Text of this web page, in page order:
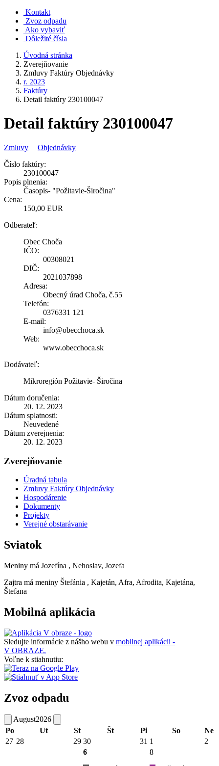
Kontakt
Zvoz odpadu
Ako vybaviť
Dôležité čísla
Úvodná stránka
Zverejňovanie
Zmluvy Faktúry Objednávky
r. 2023
Faktúry
Detail faktúry 230100047
Detail faktúry 230100047
Zmluvy | Objednávky
Číslo faktúry:
230100047
Popis plnenia:
Časopis- "Požitavie-Širočina"
Cena:
150,00 EUR
Odberateľ:
Obec Choča
IČO:
00308021
DIČ:
2021037898
Adresa:
Obecný úrad Choča, č.55
Telefón:
0376331 121
E-mail:
info@obecchoca.sk
Web:
www.obecchoca.sk
Dodávateľ:
Mikroregión Požitavie- Širočina
Dátum doručenia:
20. 12. 2023
Dátum splatnosti:
Neuvedené
Dátum zverejnenia:
20. 12. 2023
Zverejňovanie
Úradná tabula
Zmluvy Faktúry Objednávky
Hospodárenie
Dokumenty
Projekty
Verejné obstarávanie
Sviatok
Meniny má Jozefína , Nehoslav, Jozefa
Zajtra má meniny Štefánia , Kajetán, Afra, Afrodita, Kajetána,
Štefana
Mobilná aplikácia
Sledujte informácie z nášho webu v mobilnej aplikácii -
V OBRAZE.
Voľne k stiahnutiu:
Zvoz odpadu
August2026
Po
Ut St Št Pi So
Ne
27 28 29 30 31 1
2
6
8